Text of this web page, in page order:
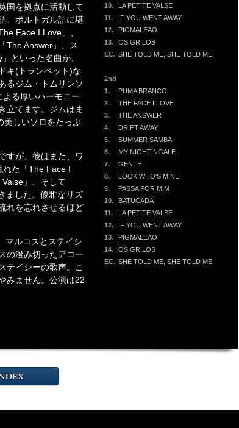
国を拠点に活動して
、ポルトガル語に堪
Face I Love」、
The Answer」、ス
といった名曲が、
キ(トランペット)な
るジム・トムリンソ
る厚いハーモニー
立てます。ジムはま
美しいソロをたっぷ
すが、彼はまた、ワ
れた「The Face I
」、そして
ました。優雅なリズ
れを忘れさせるほど
マルコスとステイシ
の澄み切ったアコー
テイシーの歌声。こ
みません。公演は22
10.
LA PETITE VALSE
11.
IF YOU WENT AWAY
12.
PIGMALEAO
13.
OS GRILOS
EC. SHE TOLD ME, SHE TOLD ME
2nd
1.
PUMA BRANCO
2.
THE FACE I LOVE
3.
THE ANSWER
4.
DRIFT AWAY
5.
SUMMER SAMBA
6.
MY NIGHTINGALE
7.
GENTE
8.
LOOK WHO'S MINE
9.
PASSA POR MIM
10.
BATUCADA
11.
LA PETITE VALSE
12.
IF YOU WENT AWAY
13.
PIGMALEAO
14.
OS GRILOS
EC. SHE TOLD ME, SHE TOLD ME